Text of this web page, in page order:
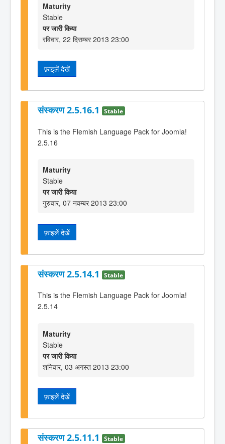
Maturity
Stable
पर जारी किया
रविवार, 22 दिसम्बर 2013 23:00
फ़ाइलें देखें
संस्करण 2.5.16.1 Stable
This is the Flemish Language Pack for Joomla!
2.5.16
Maturity
Stable
पर जारी किया
गुरुवार, 07 नवम्बर 2013 23:00
फ़ाइलें देखें
संस्करण 2.5.14.1 Stable
This is the Flemish Language Pack for Joomla!
2.5.14
Maturity
Stable
पर जारी किया
शनिवार, 03 अगस्त 2013 23:00
फ़ाइलें देखें
संस्करण 2.5.11.1 Stable